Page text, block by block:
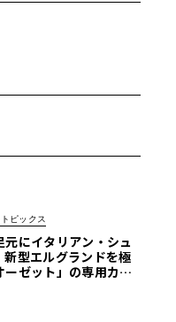
トラック部分と敷地内
スを使い、1チーム2名
競うものです。マッチ
と彼の所属事務所
大会です。
ピックス
元にイタリアン・シュ
新型エルグランドを極
ーゼット」の専用カス